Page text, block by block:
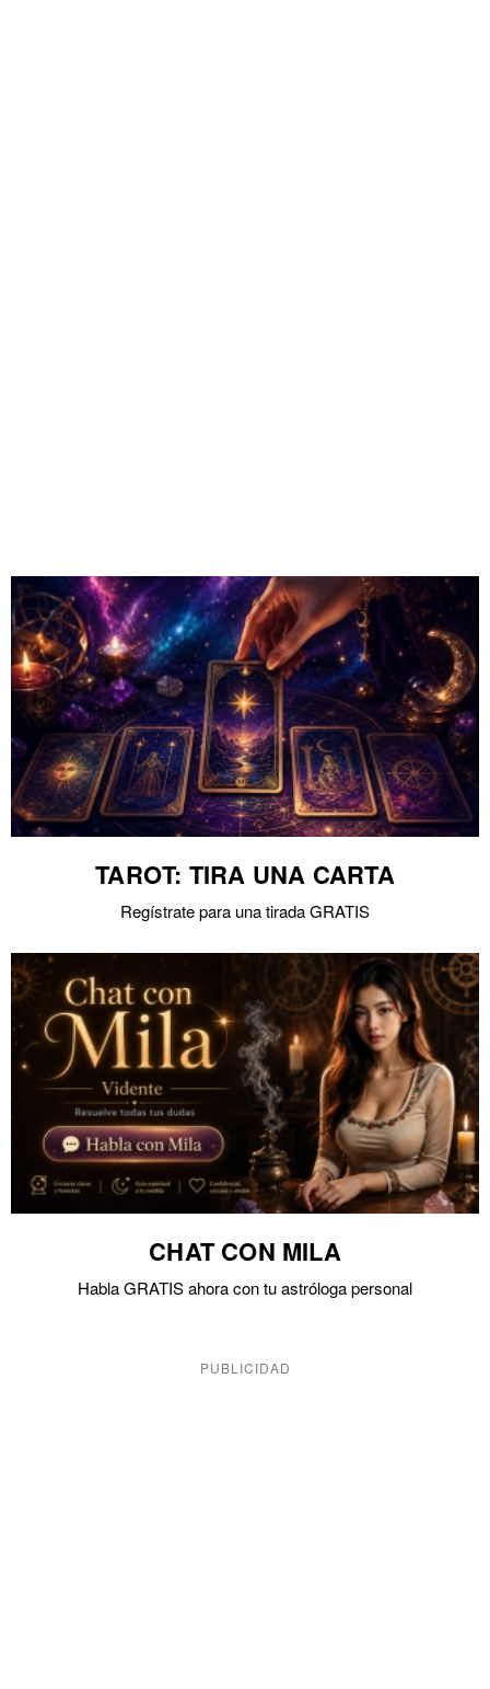
TAROT: TIRA UNA CARTA
Regístrate para una tirada GRATIS
CHAT CON MILA
Habla GRATIS ahora con tu astróloga personal